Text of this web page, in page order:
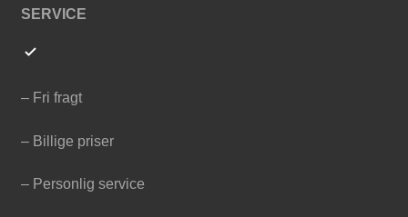
SERVICE
– Fri fragt
– Billige priser
– Personlig service